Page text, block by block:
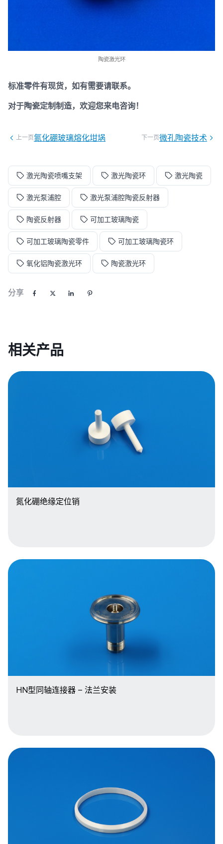
陶瓷激光环
标准零件有现货，如有需要请联系。
对于陶瓷定制制造，欢迎您来电咨询！
上一页氮化硼玻璃熔化坩埚 下一页微孔陶瓷技术
激光陶瓷喷嘴支架 激光陶瓷环 激光陶瓷
激光泵浦腔 激光泵浦腔陶瓷反射器
陶瓷反射器 可加工玻璃陶瓷
可加工玻璃陶瓷零件 可加工玻璃陶瓷环
氧化铝陶瓷激光环 陶瓷激光环
分享
相关产品
氮化硼绝缘定位销
HN型同轴连接器 – 法兰安装